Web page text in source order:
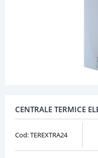
CENTRALE TERMICE
Cod: TEREXTRA24